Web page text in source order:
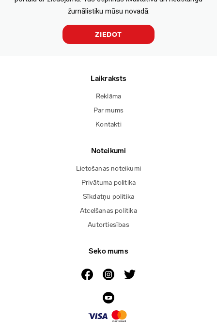
žurnālistiku mūsu novadā.
ZIEDOT
Laikraksts
Reklāma
Par mums
Kontakti
Noteikumi
Lietošanas noteikumi
Privātuma politika
Sīkdatņu politika
Atcelšanas politika
Autortiesības
Seko mums